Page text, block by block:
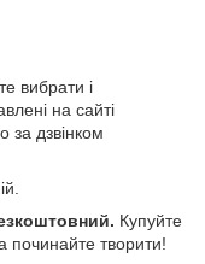
вибрати і
на сайті
за дзвінком
Купуйте
починайте творити!